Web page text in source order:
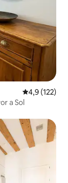
Priemerné
4,9 (122)
a Sol